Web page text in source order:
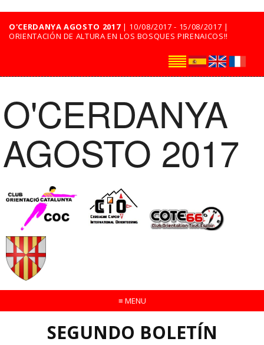
O'CERDANYA AGOSTO 2017| 10/08/2017 - 15/08/2017 |
ORIENTACIÓN DE ALTURA EN LOS BOSQUES PIRENAICOS!!
O'CERDANYA
AGOSTO 2017
≡ MENU
SEGUNDO BOLETÍN